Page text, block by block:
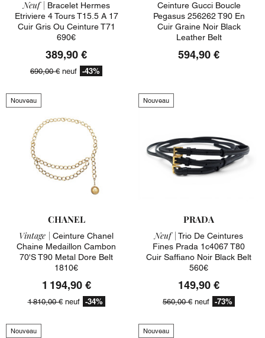
Neuf | Bracelet Hermes
Etriviere 4 Tours T15.5 A 17
Cuir Gris Ou Ceinture T71
690€
389,90 €
690,00 € neuf -43%
Ceinture Gucci Boucle
Pegasus 256262 T90 En
Cuir Graine Noir Black
Leather Belt
594,90 €
Nouveau
CHANEL
Vintage | Ceinture Chanel
Chaine Medaillon Cambon
70's T90 Metal Dore Belt
1810€
1 194,90 €
1 810,00 €neuf -34%
Nouveau
PRADA
Neuf | Trio De Ceintures
Fines Prada 1c4067 T80
Cuir Saffiano Noir Black Belt
560€
149,90 €
560,00 € neuf -73%
Nouveau Nouveau